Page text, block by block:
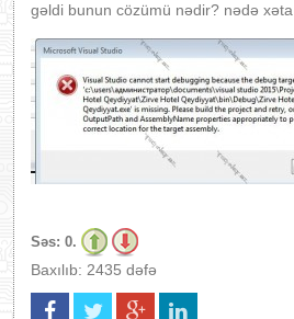
gəldi bunun cözümü nədir? nədə
Səs: 0.
Baxılıb: 2435 dəfə